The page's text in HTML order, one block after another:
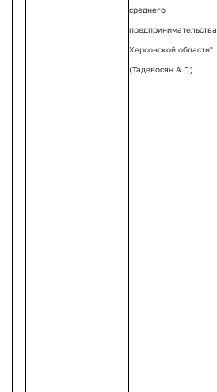
среднего
предпринимательства
Херсонской области"
(Тадевосян А.Г.)